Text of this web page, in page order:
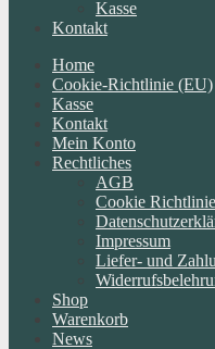
Kasse
Kontakt
Home
Cookie-Richtlinie (EU)
Kasse
Kontakt
Mein Konto
Rechtliches
AGB
Cookie
Impressum
Liefer- und
Shop
Warenkorb
News